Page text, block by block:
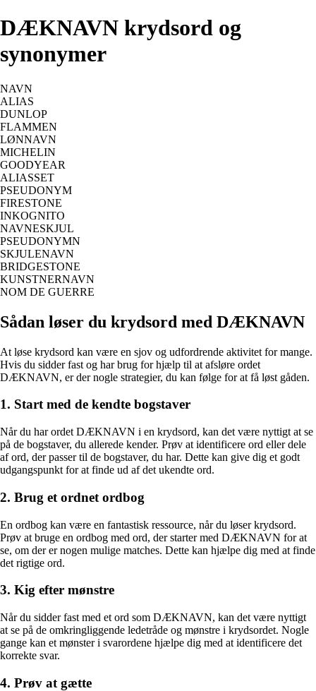
DÆKNAVN krydsord og
synonymer
NAVN
ALIAS
DUNLOP
FLAMMEN
LØNNAVN
MICHELIN
GOODYEAR
ALIASSET
PSEUDONYM
FIRESTONE
INKOGNITO
NAVNESKJUL
PSEUDONYMN
SKJULENAVN
BRIDGESTONE
KUNSTNERNAVN
NOM DE GUERRE
Sådan løser du krydsord med DÆKNAVN
At løse krydsord kan være en sjov og udfordrende aktivitet for mange.
Hvis du sidder fast og har brug for hjælp til at afsløre ordet
DÆKNAVN, er der nogle strategier, du kan følge for at få løst gåden.
1. Start med de kendte bogstaver
Når du har ordet DÆKNAVN i en krydsord, kan det være nyttigt at se
på de bogstaver, du allerede kender. Prøv at identificere ord eller dele
af ord, der passer til de bogstaver, du har. Dette kan give dig et godt
udgangspunkt for at finde ud af det ukendte ord.
2. Brug et ordnet ordbog
En ordbog kan være en fantastisk ressource, når du løser krydsord.
Prøv at bruge en ordbog med ord, der starter med DÆKNAVN for at
se, om der er nogen mulige matches. Dette kan hjælpe dig med at finde
det rigtige ord.
3. Kig efter mønstre
Når du sidder fast med et ord som DÆKNAVN, kan det være nyttigt
at se på de omkringliggende ledetråde og mønstre i krydsordet. Nogle
gange kan et mønster i svarordene hjælpe dig med at identificere det
korrekte svar.
4. Prøv at gætte